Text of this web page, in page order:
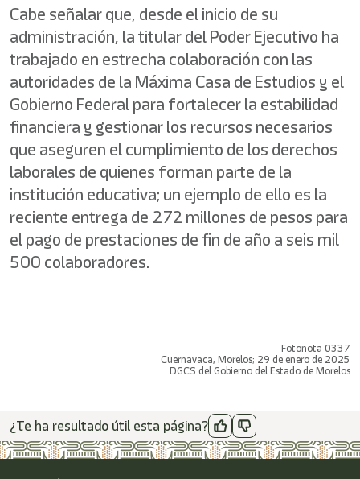
Cabe señalar que, desde el inicio de su
administración, la titular del Poder Ejecutivo ha
trabajado en estrecha colaboración con las
autoridades de la Máxima Casa de Estudios y el
Gobierno Federal para fortalecer la estabilidad
financiera y gestionar los recursos necesarios
que aseguren el cumplimiento de los derechos
laborales de quienes forman parte de la
institución educativa; un ejemplo de ello es la
reciente entrega de 272 millones de pesos para
el pago de prestaciones de fin de año a seis mil
500 colaboradores.
Fotonota 0337
Cuernavaca, Morelos; 29 de enero de 2025
DGCS del Gobierno del Estado de Morelos
¿Te ha resultado útil esta página?